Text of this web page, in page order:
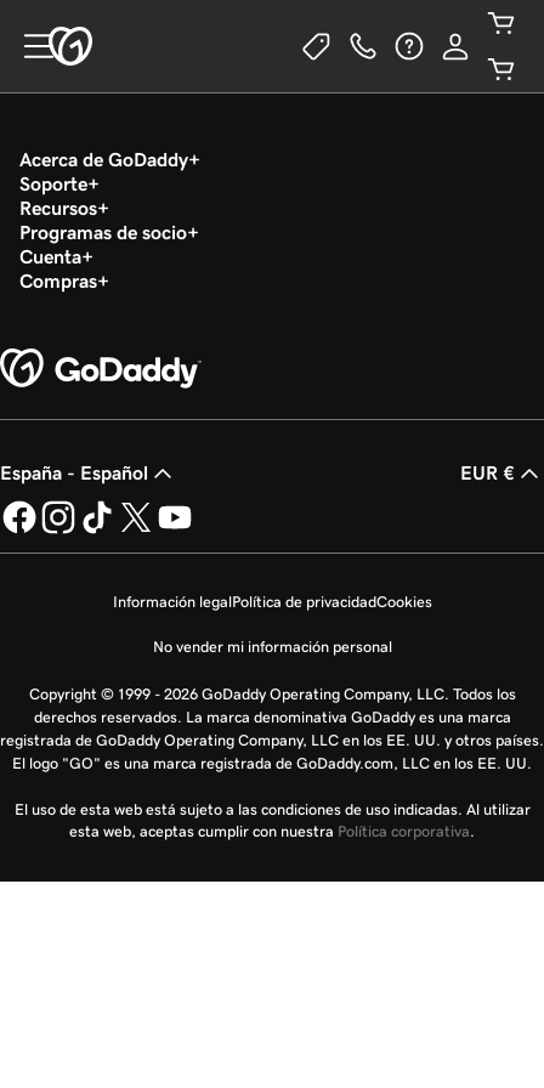
Acerca de GoDaddy
Soporte
Recursos
Programas de socio
Cuenta
Compras
España - Español EUR €
Información legalPolítica de privacidadCookies
No vender mi información personal
Copyright © 1999 - 2026 GoDaddy Operating Company, LLC. Todos los
derechos reservados. La marca denominativa GoDaddy es una marca
registrada de GoDaddy Operating Company, LLC en los EE. UU. y otros países.
El logo "GO" es una marca registrada de GoDaddy.com, LLC en los EE. UU.
El uso de esta web está sujeto a las condiciones de uso indicadas. Al utilizar
esta web, aceptas cumplir con nuestra Política corporativa.